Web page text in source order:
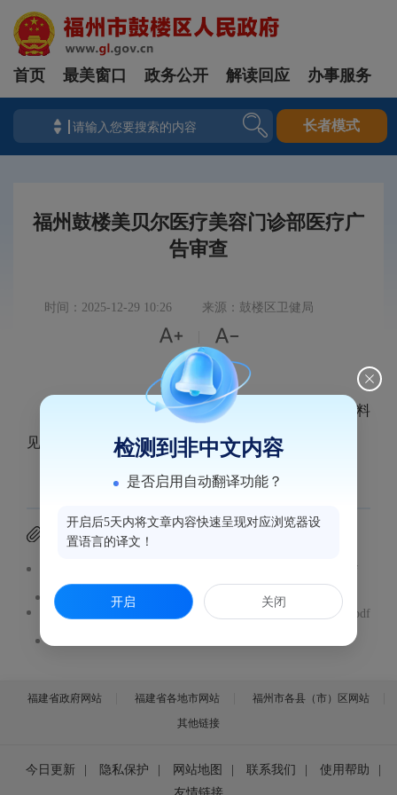
首页 最美窗口 政务公开 解读回应 办事服务
长者模式
福州鼓楼美贝尔医疗美容门诊部医疗广
告审查
时间：2025-12-29 10:26 来源：鼓楼区卫健局
 
福州鼓楼美贝尔医疗美容门诊部医疗广告审查材料
见附件。
附件下载
医疗广告审查证明（福州鼓楼美贝尔医疗美容门诊部）.pdf
医疗广告成品样件表（福州鼓楼美贝尔医疗美容门诊部）.pdf
福建省政府网站 福建省各地市网站
福州市各县（市）区网站
其他链接
今日更新 隐私保护 网站地图 联系我们 使用帮助
检测到非中文内容
是否启用自动翻译功能？
开启后5天内将文章内容快速呈现对应浏览器设
置语言的译文！
开启 关闭